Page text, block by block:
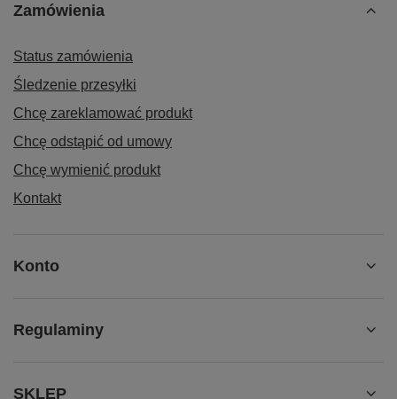
Zamówienia
Status zamówienia
Śledzenie przesyłki
Chcę zareklamować produkt
Chcę odstąpić od umowy
Chcę wymienić produkt
Kontakt
Konto
Regulaminy
SKLEP